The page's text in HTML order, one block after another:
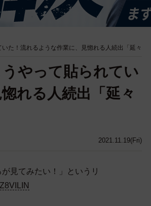
た！流れるような作業に、見惚れる人続出「延々
2021.11.19(Fri)
やって貼られてい
れる人続出「延々
見てみたい！」というリ